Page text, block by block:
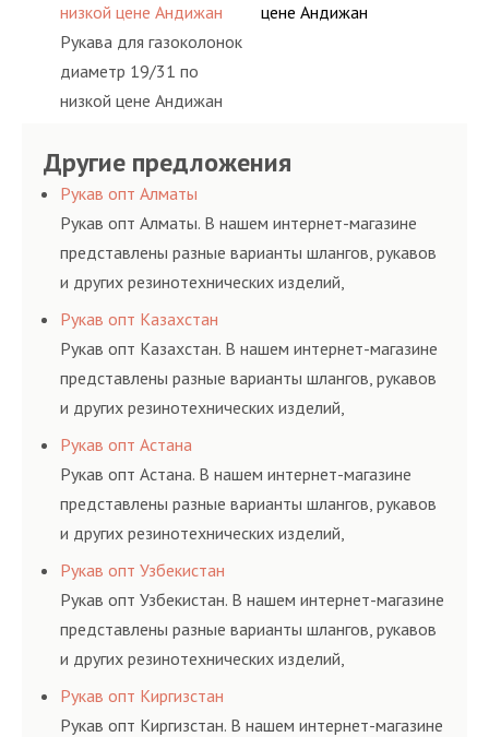
низкой цене Андижан
Рукава для газоколонок
диаметр 19/31 по
низкой цене Андижан
цене Андижан
Другие предложения
Рукав опт Алматы
Рукав опт Алматы. В нашем интернет-магазине
представлены разные варианты шлангов, рукавов
и других резинотехнических изделий,
соответствующих ГОСТам, техническим условиям
и нормативам.
Рукав опт Казахстан
Рукав опт Казахстан. В нашем интернет-магазине
представлены разные варианты шлангов, рукавов
и других резинотехнических изделий,
соответствующих ГОСТам, техническим условиям
и нормативам.
Рукав опт Астана
Рукав опт Астана. В нашем интернет-магазине
представлены разные варианты шлангов, рукавов
и других резинотехнических изделий,
соответствующих ГОСТам, техническим условиям
и нормативам.
Рукав опт Узбекистан
Рукав опт Узбекистан. В нашем интернет-магазине
представлены разные варианты шлангов, рукавов
и других резинотехнических изделий,
соответствующих ГОСТам, техническим условиям
и нормативам.
Рукав опт Киргизстан
Рукав опт Киргизстан. В нашем интернет-магазине